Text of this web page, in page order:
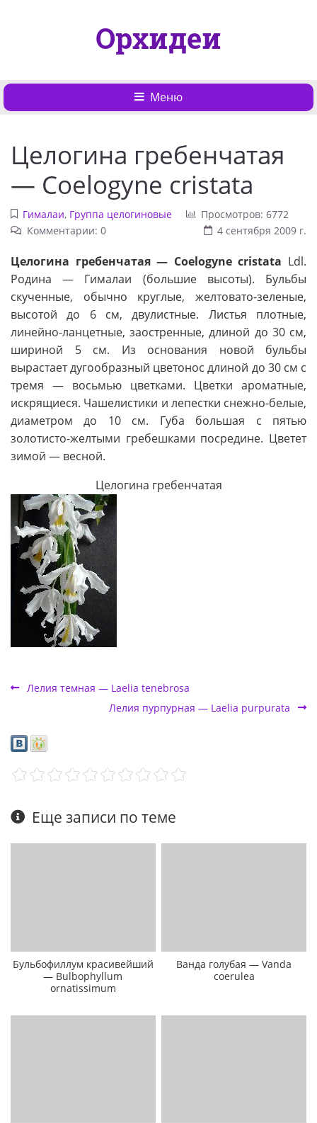
Орхидеи
Меню
Целогина гребенчатая
— Coelogyne cristata
Гималаи, Группа целогиновые
Просмотров: 6772
Комментарии: 0
4 сентября 2009 г.
Целогина гребенчатая — Coelogyne cristata Ldl.
Родина — Гималаи (большие высоты). Бульбы
скученные, обычно круглые, желтовато-зеленые,
высотой до 6 см, двулистные. Листья плотные,
линейно-ланцетные, заостренные, длиной до 30 см,
шириной 5 см. Из основания новой бульбы
вырастает дугообразный цветонос длиной до 30 см с
тремя — восьмью цветками. Цветки ароматные,
искрящиеся. Чашелистики и лепестки снежно-белые,
диаметром до 10 см. Губа большая с пятью
золотисто-желтыми гребешками посредине. Цветет
зимой — весной.
Целогина гребенчатая
Лелия темная — Laelia tenebrosa
Лелия пурпурная — Laelia purpurata
Еще записи по теме
Бульбофиллум красивейший
— Bulbophyllum
ornatissimum
Ванда голубая — Vanda
coerulea